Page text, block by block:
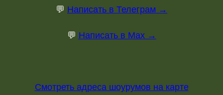
💬 Написать в Телеграм →
💬 Написать в Max →
Смотреть адреса шоурумов на карте